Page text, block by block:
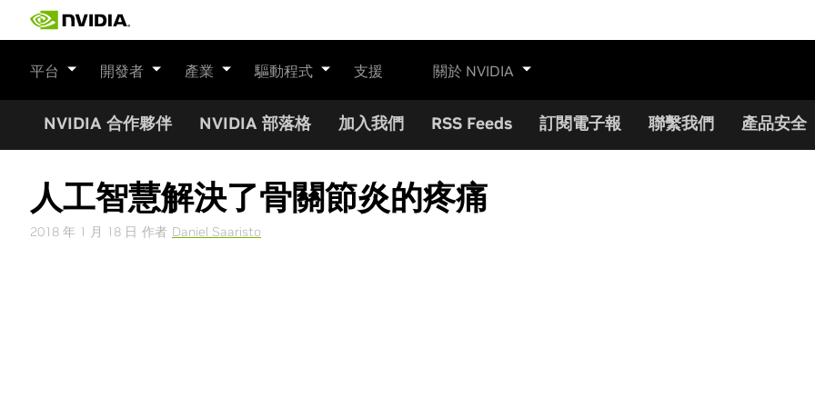
平台 開發者 產業 驅動程式 支援 關於 NVIDIA
NVIDIA 合作夥伴 NVIDIA 部落格 加入我們 RSS Feeds 訂閱電子報 聯繫我們 產品安全
人工智慧解決了骨關節炎的疼痛
2018 年 1 月 18 日 作者 Daniel Saaristo